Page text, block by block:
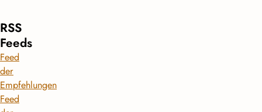
RSS
Feeds
Feed
der
Empfehlungen
Feed